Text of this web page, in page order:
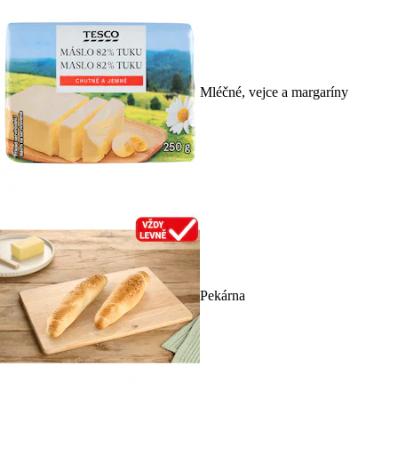
Mléčné, vejce a margaríny
Pekárna